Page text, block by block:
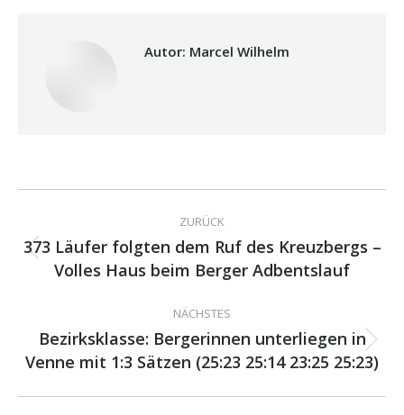
Autor: Marcel Wilhelm
Kommentarnavigation
ZURÜCK
Vorheriger
Beitrag:
373 Läufer folgten dem Ruf des Kreuzbergs –
Volles Haus beim Berger Adbentslauf
NÄCHSTES
Nächster
Beitrag:
Bezirksklasse: Bergerinnen unterliegen in
Venne mit 1:3 Sätzen (25:23 25:14 23:25 25:23)